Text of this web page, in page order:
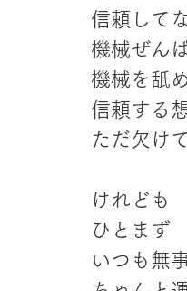
信頼して
機械ぜん
機械を舐
信頼する
ただ欠け
けれども
ひとまず
いつも無